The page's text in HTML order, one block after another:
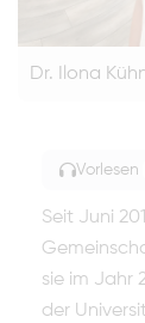
Dr. Ilona
Vorlesen
Seit Juni
sie im Jahr
der